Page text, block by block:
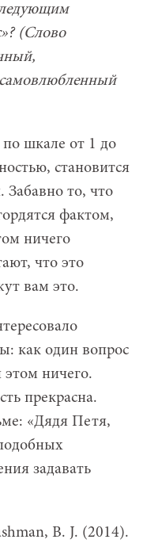
(Слово
шкале от 1 до
становится
то, что
фактом,
ничего
что это
вам это.
как один вопрос
этом ничего.
прекрасна.
«Дядя Петя,
задавать
B. J. (2014).